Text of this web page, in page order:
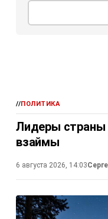
//ПОЛИТИКА
Лидеры страны
взаймы
6 августа 2026, 14:03